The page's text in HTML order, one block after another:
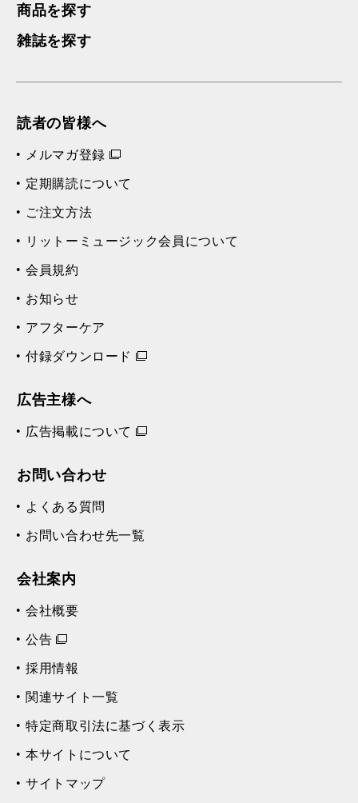
商品を探す
雑誌を探す
読者の皆様へ
メルマガ登録
定期購読について
ご注文方法
リットーミュージック会員について
会員規約
お知らせ
アフターケア
付録ダウンロード
広告主様へ
広告掲載について
お問い合わせ
よくある質問
お問い合わせ先一覧
会社案内
会社概要
公告
採用情報
関連サイト一覧
特定商取引法に基づく表示
本サイトについて
サイトマップ